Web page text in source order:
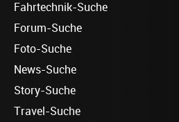
Fahrtechnik-Suche
Forum-Suche
Foto-Suche
News-Suche
Story-Suche
Travel-Suche